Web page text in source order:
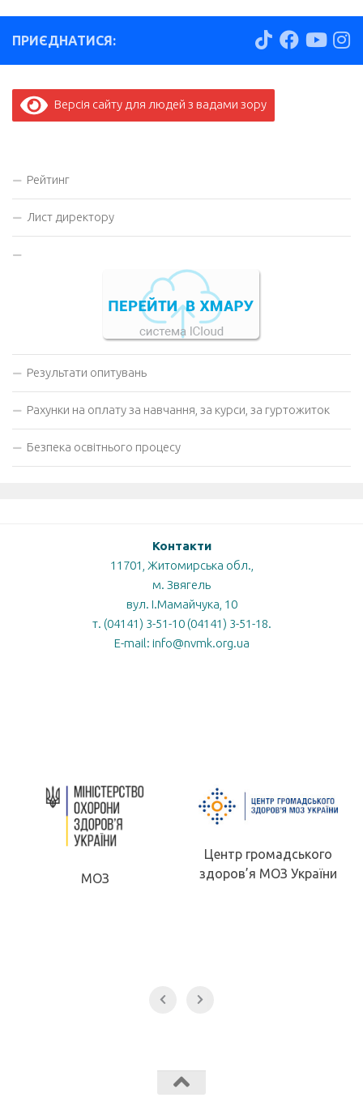
ПРИЄДНАТИСЯ:
Версія сайту для людей з вадами зору
Рейтинг
Лист директору
Результати опитувань
Рахунки на оплату за навчання, за курси, за гуртожиток
Безпека освітнього процесу
Контакти
11701, Житомирська обл.,
м. Звягель
вул. І.Мамайчука, 10
т. (04141) 3-51-10 (04141) 3-51-18.
E-mail: info@nvmk.org.ua
МОЗ
Центр громадського
здоров’я МОЗ України